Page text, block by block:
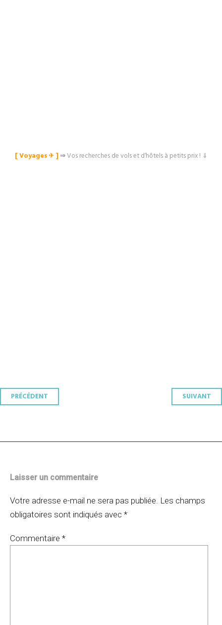
[ Voyages ✈︎ ]⇒Vos recherches de vols et d’hôtels à petits prix ! ⇓
Navigation
PRÉCÉDENT SUIVANT
Laisser un commentaire
Votre adresse e-mail ne sera pas publiée. Les champs
obligatoires sont indiqués avec *
Commentaire *